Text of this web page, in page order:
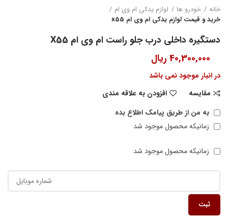
خانه خودرو ها
لوازم یدکی ام وی ام
خرید و قیمت لوازم یدکی ام وی ام x55
دستگیره داخلی درب جلو راست ام وی ام X55
40,300,000 ریال
در انبار موجود نمی باشد
مقایسه
افزودن به علاقه مندی
به من از طریق پیامک اطلاع بده
زمانیکه محصول موجود شد
زمانیکه محصول موجود شد
ثبت